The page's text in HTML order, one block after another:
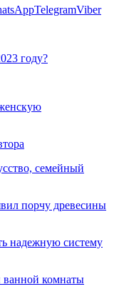
TelegramViber
году?
семейный
порчу древесины
надежную систему
ванной комнаты